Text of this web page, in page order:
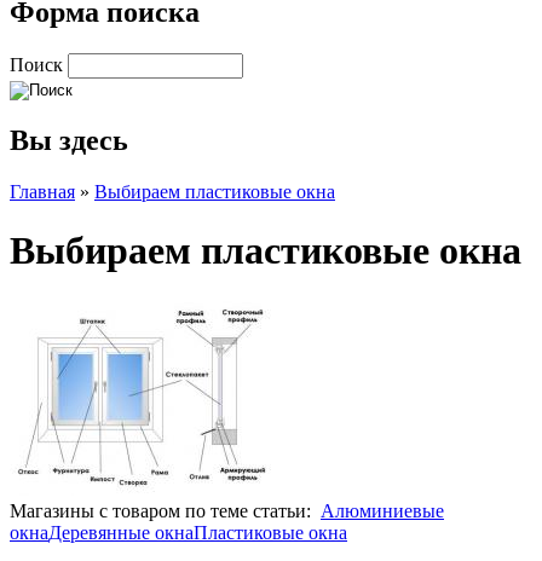
Форма поиска
Поиск
Вы здесь
Главная » Выбираем пластиковые окна
Выбираем пластиковые окна
Магазины с товаром по теме статьи: Алюминиевые
окнаДеревянные окнаПластиковые окна